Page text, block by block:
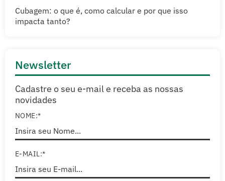
Cubagem: o que é, como calcular e por que isso
impacta tanto?
Newsletter
Cadastre o seu e-mail e receba as nossas
novidades
NOME:*
E-MAIL:*